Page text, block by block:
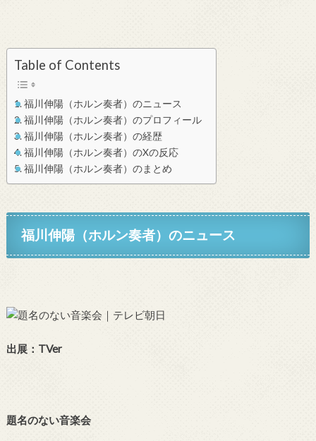
Table of Contents
福川伸陽（ホルン奏者）のニュース
福川伸陽（ホルン奏者）のプロフィール
福川伸陽（ホルン奏者）の経歴
福川伸陽（ホルン奏者）のXの反応
福川伸陽（ホルン奏者）のまとめ
福川伸陽（ホルン奏者）のニュース
出展：TVer
題名のない音楽会